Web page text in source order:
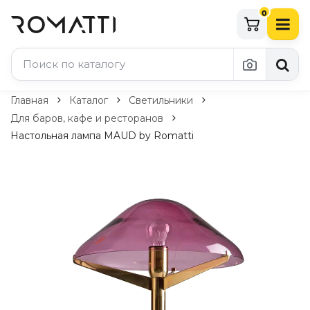
0
Каталог Romatti
Свет и освещение
Потолочные светильники
Бра и настенные светильники
Настольные лампы
Технический свет
Главная Каталог
Светильники
Для баров, кафе и ресторанов
Настольная лампа MAUD by Romatti